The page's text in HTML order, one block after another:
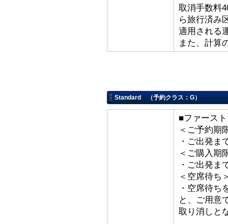
取消手数料
ら旅行済み
適用される
また、計算
Standard （予約クラス：G）
■ファース
＜ご予約期
・ご出発ま
＜ご購入期
・ご出発ま
＜空席待ち
・空席待ち
と、ご用意
取り消しと